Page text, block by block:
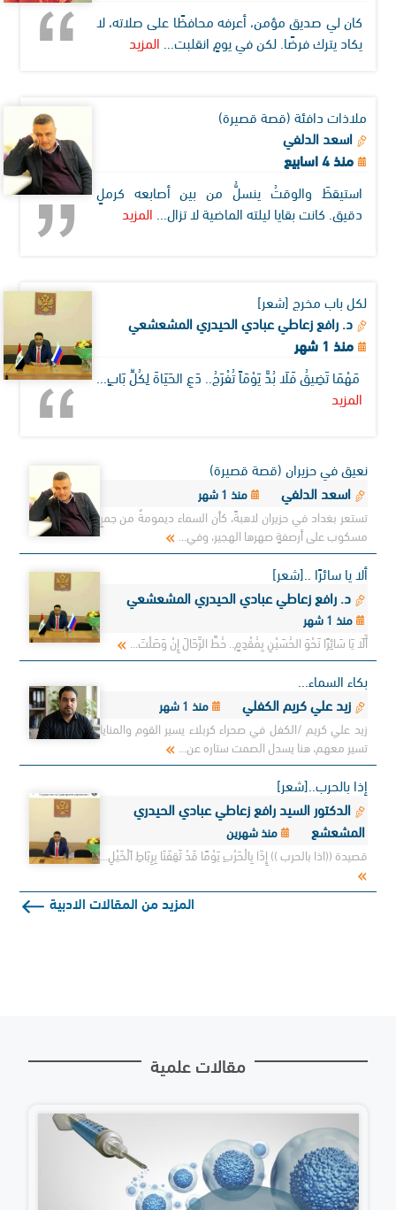
كان لي صديق مؤمن، أعرفه محافظًا على صلاته، لا
يكاد يترك فرضًا. لكن في يومٍ انقلبت...
المزيد
ملاذات دافئة (قصة قصيرة)
اسعد الدلفي
منذ 4 اسابيع
استيقظَ والوقتُ ينسلُّ من بين أصابعه كرملٍ
دقيق. كانت بقايا ليلته الماضية لا تزال...
المزيد
لكل باب مخرج [شعر]
د. رافع زعاطي عبادي الحيدري المشعشعي
منذ 1 شهر
مَهْمَا تَضِيقُ فَلَا بُدَّ يَوْمَاً تُفْرَجُ.. دَعِ الحَيَاةَ لِكُلِّ بَابٍ...
المزيد
نعيق في حزيران (قصة قصيرة)
اسعد الدلفي
منذ 1 شهر
تستعر بغداد في حزيران لاهبةً، كأن السماء ديمومةٌ من جمرٍ
مسكوب على أرصفةٍ صهرها الهجير، وفي...
ألا يا سائرًا ..[شعر]
د. رافع زعاطي عبادي الحيدري المشعشعي
منذ 1 شهر
أَلَا يَا سَائِرًا نَحْوَ الحُسَيْنِ بِمُقْدِمٍ.. حُطَّ الرِّحَالَ إِنْ وَصَلْتَ...
بكاء السماء...
زيد علي كريم الكفلي
منذ 1 شهر
زيد علي كريم /الكفل في صحراء كربلاء يسير القوم والمنايا
تسير معهم، هنا يسدل الصمت ستاره عن...
إذا بالحرب..[شعر]
الدكتور السيد رافع زعاطي عبادي الحيدري
المشعشع
منذ شهرين
قصيدة ((اذا بالحرب )) إِذَا بِالْحَرْبِ يَوْمًا قَدْ ثَقِفَنَا بِرِبَاطِ اَلْخَيْلِ...
المزيد من المقالات الادبية
مقالات علمية